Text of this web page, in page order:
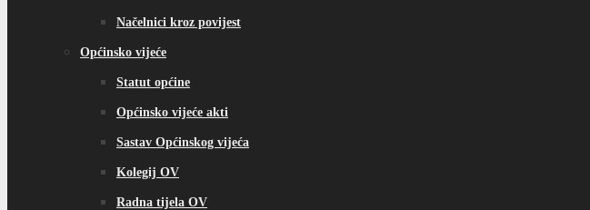
Načelnici kroz povijest
Općinsko vijeće
Statut općine
Općinsko vijeće akti
Sastav Općinskog vijeća
Kolegij OV
Radna tijela OV